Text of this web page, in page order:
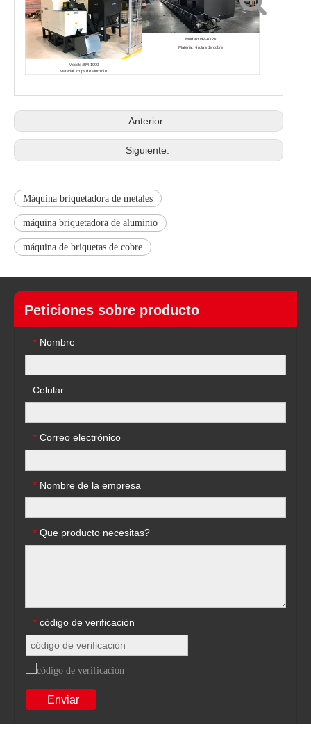
Modelo:BM-1090
Material: chips de aluminio.
Modelo:BM-6320
Material: virutas de cobre
Anterior:
Siguiente:
Máquina briquetadora de metales
máquina briquetadora de aluminio
máquina de briquetas de cobre
Peticiones sobre producto
* Nombre
Celular
* Correo electrónico
* Nombre de la empresa
* Que producto necesitas?
* código de verificación
Enviar